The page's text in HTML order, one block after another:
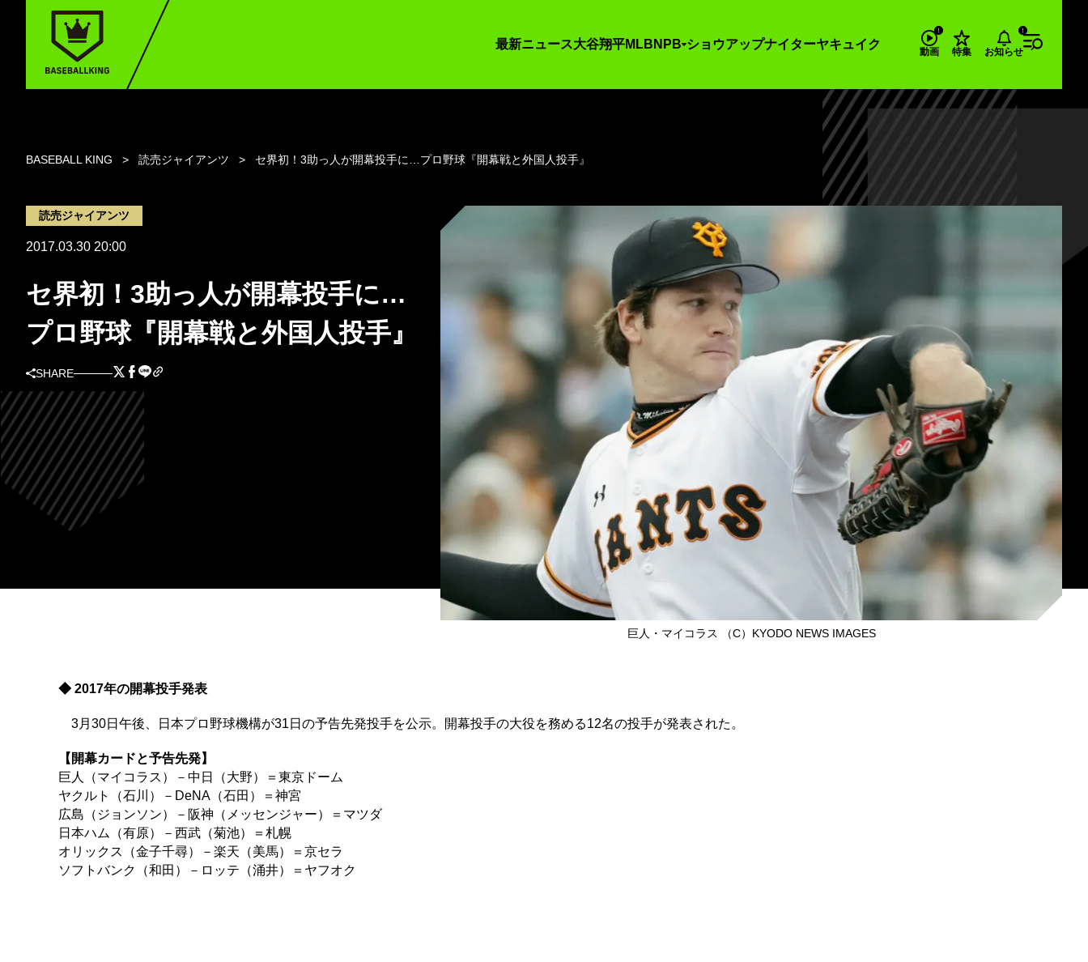
最新ニュース大谷翔平MLB NPB ショウアップナイターヤキュイク
動画 特集 お知らせ
BASEBALL KING 読売ジャイアンツ セ界初！3助っ人が開幕投手に…プロ野球『開幕戦と外国人投手』
読売ジャイアンツ
2017.03.30 20:00
セ界初！3助っ人が開幕投手に…
プロ野球『開幕戦と外国人投手』
SHARE
巨人・マイコラス （C）KYODO NEWS IMAGES
◆ 2017年の開幕投手発表
3月30日午後、日本プロ野球機構が31日の予告先発投手を公示。開幕投手の大役を務める12名の投手が発表された。
【開幕カードと予告先発】
巨人（マイコラス）－中日（大野）＝東京ドーム
ヤクルト（石川）－DeNA（石田）＝神宮
広島（ジョンソン）－阪神（メッセンジャー）＝マツダ
日本ハム（有原）－西武（菊池）＝札幌
オリックス（金子千尋）－楽天（美馬）＝京セラ
ソフトバンク（和田）－ロッテ（涌井）＝ヤフオク